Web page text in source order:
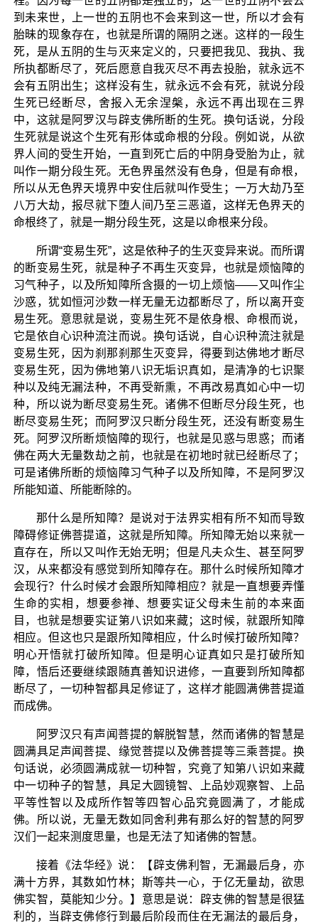
到未来世，上一世的五阴也不会来到这一世，所以才会有
胎昧的现象存在，也就是所谓的隔阴之迷。这样的一段生
死，是从五阴的生与灭来定义的，只要把我见、我执、我
所执都断尽了，死后愿意自我灭尽不再去投胎，就永远不
会有五阴出生；这样没有生，就永远不会有死，就说分段
生死已经断尽，舍报入无余涅槃，永远不再出现在三界
中，这就是阿罗汉与辟支佛所断的生死。换句话说，分段
生死就是说这个生死有形体或命根的分段。例如说，从欲
界人间的受生开始，一直到死亡后的中阴身受胎为止，就
叫作一期分段生死。无色界虽然没有色身，但是有命根，
所以从无色界天境界中安住后就叫作受生；一万大劫乃至
八万大劫，报尽就下堕人间乃至三恶道，这样无色界天的
命根终了，就是一期分段生死，这是以命根来分段。
所谓“变易生死”，这是依种子的生灭变异来说。而所谓
的断变易生死，就是种子不再生灭变异，也就是烦恼障的
习气种子，以及所知障所含摄的一切上烦恼——又叫作尘
沙惑，犹如恒河沙数一样无量无边都断尽了，所以离开变
易生死。意思就是说，变易生死不是依身根、命根而说，
它是依自心识种流注而说。换句话说，自心识种流注就是
变易生死，因为刹那刹那生灭变异，得要到达佛地才断尽
变易生死，因为佛地第八识无垢识真如，是清净的七识聚
种以及纯无漏法种，不再受新熏，不再改易真如心中一切
种，所以说为断尽变易生死。诸佛不但断尽分段生死，也
断尽变易生死；而阿罗汉只断分段生死，还没有断变易生
死。阿罗汉所断烦恼障的现行，也就是见惑与思惑；而诸
佛在两大无量数劫之前，也就是在初地时就已经断尽了；
可是诸佛所断的烦恼障习气种子以及所知障，不是阿罗汉
所能知道、所能断除的。
那什么是所知障？是说对于法界实相有所不知而导致
障碍修证佛菩提道，这就是所知障。所知障无始以来就一
直存在，所以又叫作无始无明；但是凡夫众生、甚至阿罗
汉，从来都没有感觉到所知障存在。那什么时候所知障才
会现行？什么时候才会跟所知障相应？就是一直想要弄懂
生命的实相，想要参禅、想要实证父母未生前的本来面
目，也就是想要实证第八识如来藏；这时候，就跟所知障
相应。但这也只是跟所知障相应，什么时候打破所知障？
明心开悟就打破所知障。但是明心证真如只是打破所知
障，悟后还要继续跟随真善知识进修，一直要到所知障都
断尽了，一切种智都具足修证了，这样才能圆满佛菩提道
而成佛。
阿罗汉只有声闻菩提的解脱智慧，然而诸佛的智慧是
圆满具足声闻菩提、缘觉菩提以及佛菩提等三乘菩提。换
句话说，必须圆满成就一切种智，究竟了知第八识如来藏
中一切种子的智慧，具足大圆镜智、上品妙观察智、上品
平等性智以及成所作智等四智心品究竟圆满了，才能成
佛。所以说，无量无数如同舍利弗有那么好的智慧的阿罗
汉们一起来测度思量，也是无法了知诸佛的智慧。
接着《法华经》说：【辟支佛利智，无漏最后身，亦
满十方界，其数如竹林；斯等共一心，于亿无量劫，欲思
佛实智，莫能知少分。】意思是说：辟支佛的智慧是很猛
利的，当辟支佛修行到最后阶段而住在无漏法的最后身，